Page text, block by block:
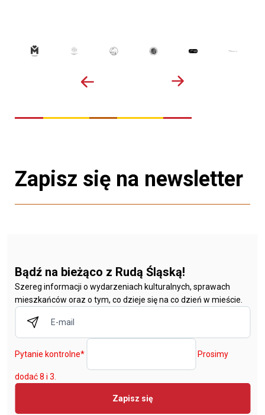
Zapisz się na newsletter
Bądź na bieżąco z Rudą Śląską!
Szereg informacji o wydarzeniach kulturalnych, sprawach
mieszkańców oraz o tym, co dzieje się na co dzień w mieście.
Pytanie kontrolne* Prosimy
dodać 8 i 3.
Zapisz się